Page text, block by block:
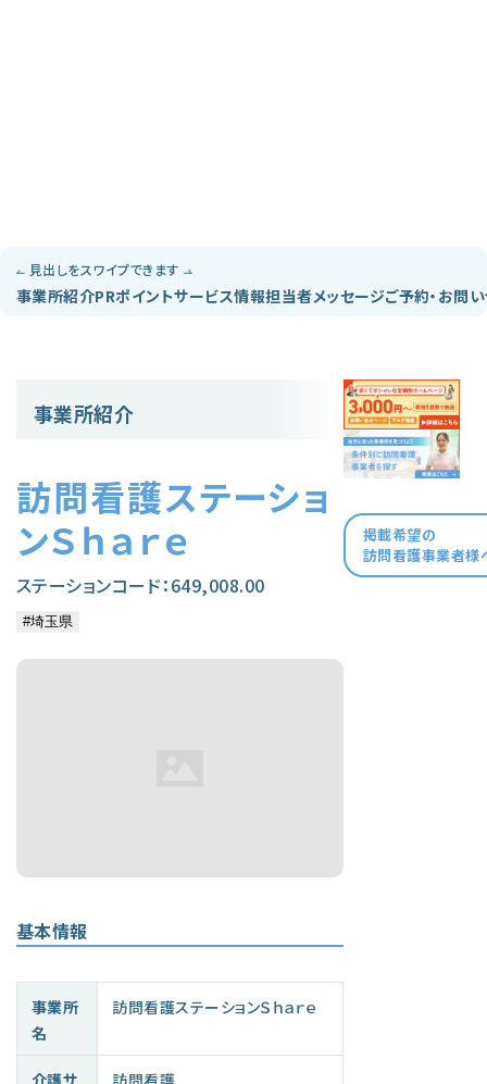
見出しをスワイプできます
事業所紹介PRポイントサービス情報担当者メッセージご予約・お問
事業所紹介
訪問看護ステーショ
ンＳｈａｒｅ
ステーションコード：649,008.00
基本情報
事業所
名
訪問看護ステーションＳｈａｒｅ
介護サ 訪問看護
掲載希望の
訪問看護事業者様